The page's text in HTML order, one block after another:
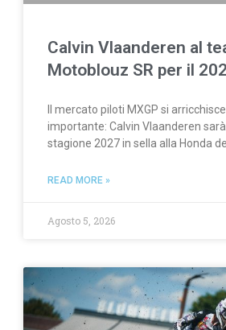
Calvin Vlaanderen al
Motoblouz SR per il
Il mercato piloti MXGP si
importante: Calvin Vlaanderen
stagione 2027 in sella alla Honda del
READ MORE »
Agosto 5, 2026